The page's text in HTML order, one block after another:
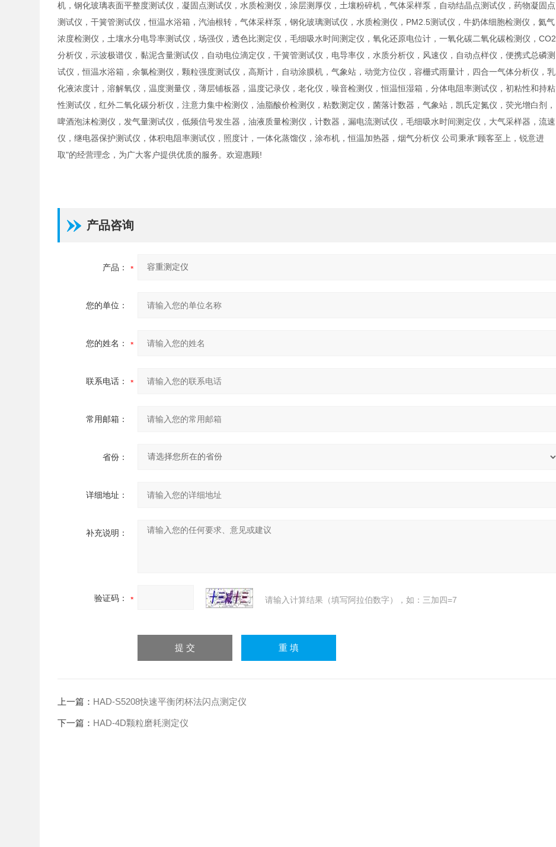
机，钢化玻璃表面平整度测试仪，凝固点测试仪，水质检测仪，涂层测厚仪，土壤粉碎机，气体采样泵，自动结晶点测试仪，药物凝固点
测试仪，干簧管测试仪，恒温水浴箱，汽油根转，气体采样泵，钢化玻璃测试仪，水质检测仪，PM2.5测试仪，牛奶体细胞检测仪，氦气
浓度检测仪，土壤水分电导率测试仪，场强仪，透色比测定仪，毛细吸水时间测定仪，氧化还原电位计，一氧化碳二氧化碳检测仪，CO2
分析仪，示波极谱仪，黏泥含量测试仪，自动电位滴定仪，干簧管测试仪，电导率仪，水质分析仪，风速仪，自动点样仪，便携式总磷测
试仪，恒温水浴箱，余氯检测仪，颗粒强度测试仪，高斯计，自动涂膜机，气象站，动觉方位仪，容栅式雨量计，四合一气体分析仪，乳
化液浓度计，溶解氧仪，温度测量仪，薄层铺板器，温度记录仪，老化仪，噪音检测仪，恒温恒湿箱，分体电阻率测试仪，初粘性和持粘
性测试仪，红外二氧化碳分析仪，注意力集中检测仪，油脂酸价检测仪，粘数测定仪，菌落计数器，气象站，凯氏定氮仪，荧光增白剂，
啤酒泡沫检测仪，发气量测试仪，低频信号发生器，油液质量检测仪，计数器，漏电流测试仪，毛细吸水时间测定仪，大气采样器，流速
仪，继电器保护测试仪，体积电阻率测试仪，照度计，一体化蒸馏仪，涂布机，恒温加热器，烟气分析仪 公司秉承“顾客至上，锐意进
取"的经营理念，为广大客户提供优质的服务。欢迎惠顾!
产品咨询
产品：
您的单位：
您的姓名：
联系电话：
常用邮箱：
省份：
详细地址：
补充说明：
验证码： 请输入计算结果（填写阿拉伯数字），如：三加四=7
上一篇： HAD-S5208快速平衡闭杯法闪点测定仪
下一篇： HAD-4D颗粒磨耗测定仪